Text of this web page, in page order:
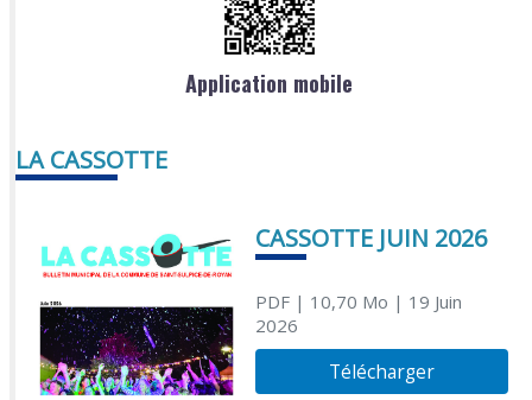
Application mobile
LA CASSOTTE
CASSOTTE JUIN 2026
PDF| 10,70 Mo | 19 Juin
2026
Télécharger